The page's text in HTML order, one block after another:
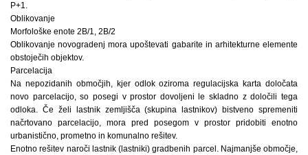
P+1.
Oblikovanje
Morfološke enote 2B/1, 2B/2
Oblikovanje novogradenj mora upoštevati gabarite in arhitekturne elemente
obstoječih objektov.
Parcelacija
Na nepozidanih območjih, kjer odlok oziroma regulacijska karta določata
novo parcelacijo, so posegi v prostor dovoljeni le skladno z določili tega
odloka. Če želi lastnik zemljišča (skupina lastnikov) bistveno spremeniti
načrtovano parcelacijo, mora pred posegom v prostor pridobiti enotno
urbanistično, prometno in komunalno rešitev.
Enotno rešitev naroči lastnik (lastniki) gradbenih parcel. Najmanjše območje,